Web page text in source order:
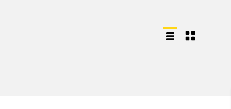
salubrité et sécurité alimentaire